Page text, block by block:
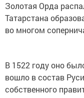
Золотая Орда
Татарстана
во многом
В 1522 году оно
вошло в состав
собственного